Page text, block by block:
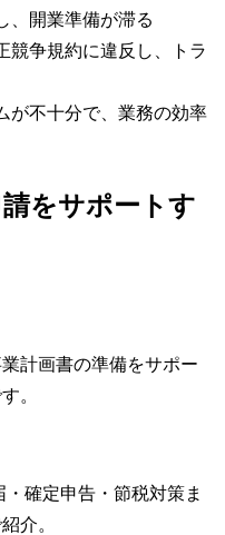
、開業準備が滞る
競争規約に違反し、トラ
が不十分で、業務の効率
をサポートす
計画書の準備をサポー
。
確定申告・節税対策ま
介。